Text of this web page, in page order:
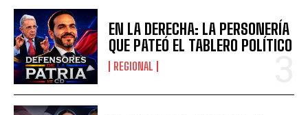
EN LA DERECHA: LA PERSONERÍA
QUE PATEÓ EL TABLERO POLÍTICO
REGIONAL